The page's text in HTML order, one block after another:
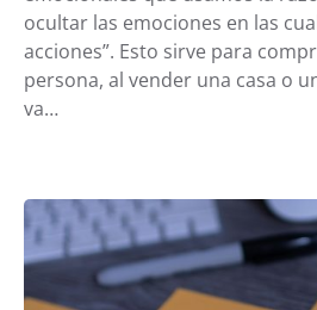
ocultar las emociones en las
acciones”. Esto sirve para
persona, al vender una casa o
va…